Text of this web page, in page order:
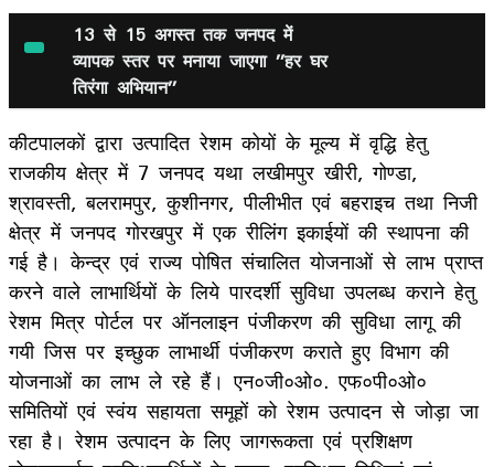
13 से 15 अगस्त तक जनपद में
व्यापक स्तर पर मनाया जाएगा ’’हर घर
तिरंगा अभियान’’
कीटपालकों द्वारा उत्पादित रेशम कोयों के मूल्य में वृद्धि हेतु
राजकीय क्षेत्र में 7 जनपद यथा लखीमपुर खीरी, गोण्डा,
श्रावस्ती, बलरामपुर, कुशीनगर, पीलीभीत एवं बहराइच तथा निजी
क्षेत्र में जनपद गोरखपुर में एक रीलिंग इकाईयों की स्थापना की
गई है। केन्द्र एवं राज्य पोषित संचालित योजनाओं से लाभ प्राप्त
करने वाले लाभार्थियों के लिये पारदर्शी सुविधा उपलब्ध कराने हेतु
रेशम मित्र पोर्टल पर ऑनलाइन पंजीकरण की सुविधा लागू की
गयी जिस पर इच्छुक लाभार्थी पंजीकरण कराते हुए विभाग की
योजनाओं का लाभ ले रहे हैं। एन०जी०ओ०. एफ०पी०ओ०
समितियों एवं स्वंय सहायता समूहों को रेशम उत्पादन से जोड़ा जा
रहा है। रेशम उत्पादन के लिए जागरूकता एवं प्रशिक्षण